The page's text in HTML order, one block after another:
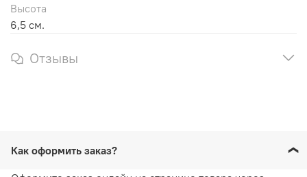
Высота
6,5 см.
Отзывы
Как оформить заказ?